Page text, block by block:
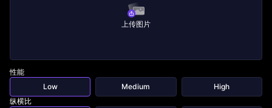
上传图片
性能
Low
Medium
High
纵横比